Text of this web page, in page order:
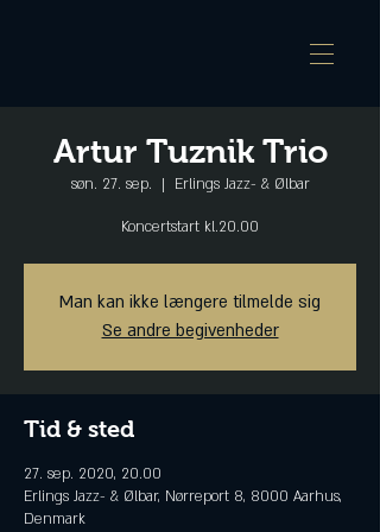
Artur Tuznik Trio
søn. 27. sep.
  |
Erlings Jazz- & Ølbar
Koncertstart kl.20.00
Man kan ikke længere tilmelde sig
Se andre begivenheder
Tid & sted
27. sep. 2020, 20.00
Erlings Jazz- & Ølbar, Nørreport 8, 8000 Aarhus,
Denmark